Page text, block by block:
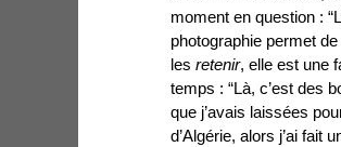
moment en question :
photographie permet
les retenir, elle est une
temps : “Là, c’est des
que j’avais laissées
d’Algérie, alors j’ai fait